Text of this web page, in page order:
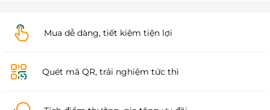
Mua dễ dàng, tiết kiệm tiện lợi
Quét mã QR, trải nghiệm tức thì